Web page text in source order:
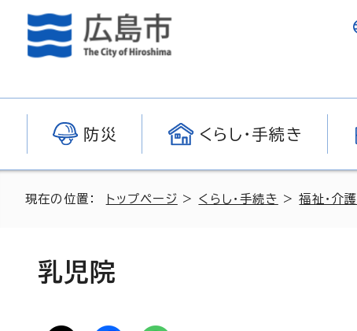
防災 くらし・手続き
現在の位置： トップページ > くらし・手続き >福祉・介護
乳児院